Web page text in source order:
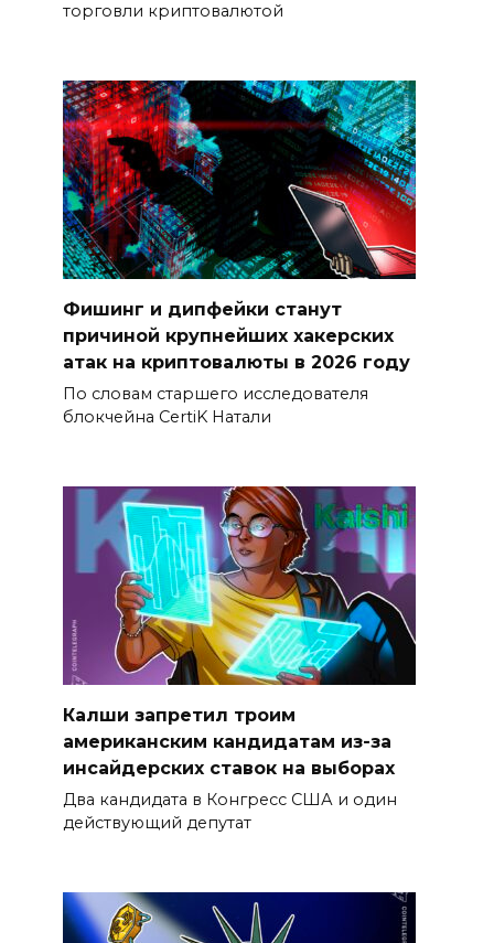
торговли криптовалютой
Фишинг и дипфейки станут
причиной крупнейших хакерских
атак на криптовалюты в 2026 году
По словам старшего исследователя
блокчейна CertiK Натали
Калши запретил троим
американским кандидатам из-за
инсайдерских ставок на выборах
Два кандидата в Конгресс США и один
действующий депутат